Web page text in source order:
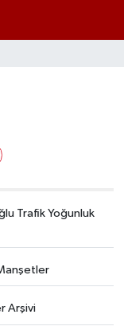
Trafik Yoğunluk
Arşivi